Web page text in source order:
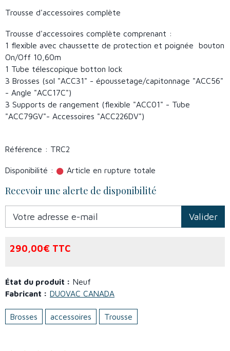
Trousse d'accessoires complète
Trousse d'accessoires complète comprenant :
1 flexible avec chaussette de protection et poignée bouton
On/Off 10,60m
1 Tube télescopique botton lock
3 Brosses (sol "ACC31" - époussetage/capitonnage "ACC56"
- Angle "ACC17C")
3 Supports de rangement (flexible "ACC01" - Tube
"ACC79GV"- Accessoires "ACC226DV")
Référence : TRC2
Disponibilité : Article en rupture totale
Recevoir une alerte de disponibilité
Valider
290,00€ TTC
État du produit : Neuf
Fabricant : DUOVAC CANADA
Brosses accessoires Trousse